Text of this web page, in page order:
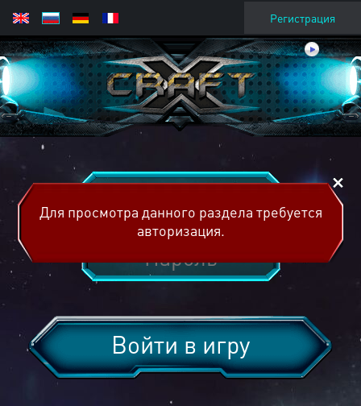
Регистрация
Войти в игру
Для просмотра данного раздела требуется
авторизация.